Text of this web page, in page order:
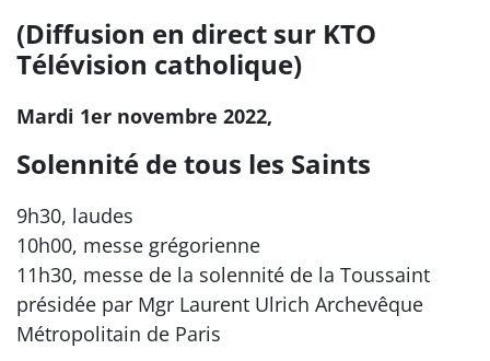
(Diffusion en direct sur KTO
Télévision catholique)
Mardi 1er novembre 2022,
Solennité de tous les Saints
9h30, laudes
10h00, messe grégorienne
11h30, messe de la solennité de la Toussaint
présidée par Mgr Laurent Ulrich Archevêque
Métropolitain de Paris